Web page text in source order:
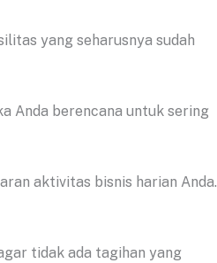
yang seharusnya sudah
Anda berencana untuk sering
aktivitas bisnis harian Anda.
tidak ada tagihan yang